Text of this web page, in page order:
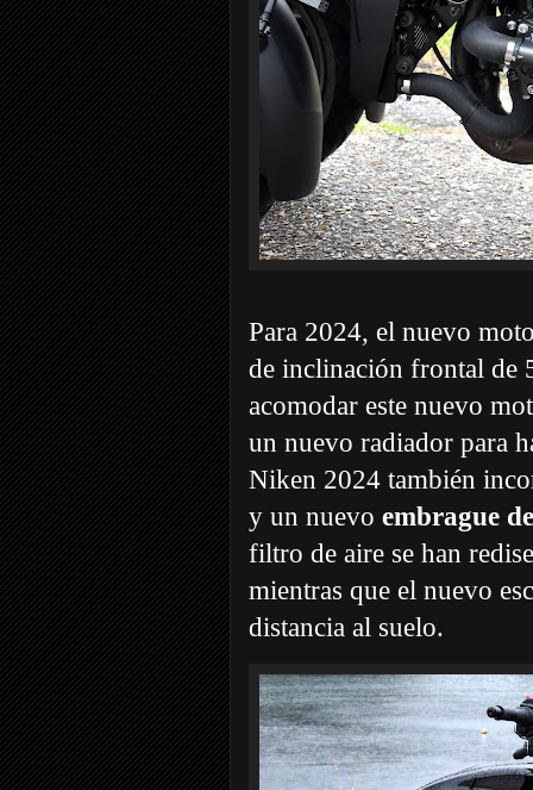
Para 2024, el nuevo
de inclinación frontal de
acomodar este nuevo
un nuevo radiador para
Niken 2024 también
y un nuevo embrague
filtro de aire se han
mientras que el nuevo
distancia al suelo.